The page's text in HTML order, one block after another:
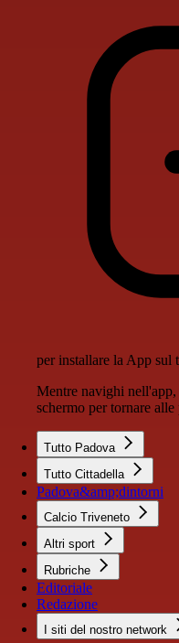
per installare la App sul
Mentre navighi
schermo per tornare alle
Tutto Padova
Tutto Cittadella
Padova&amp;dintorni
Calcio Triveneto
Altri sport
Rubriche
Editoriale
Redazione
I siti del nostro network